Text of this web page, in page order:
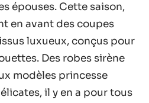
épouses. Cette saison,
en avant des coupes
luxueux, conçus pour
Des robes sirène
modèles princesse
il y en a pour tous